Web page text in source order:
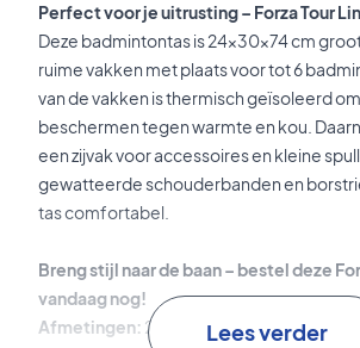
Perfect voor je uitrusting – Forza Tour
Deze badmintontas is 24x30x74 cm
ruime vakken met plaats voor tot 6
van de vakken is thermisch geïsoleerd
beschermen tegen warmte en kou.
een zijvak voor accessoires en kleine
gewatteerde schouderbanden en
tas comfortabel.
Breng stijl naar de baan – bestel deze
vandaag nog!
Afmetingen: 24x30x74 cm.Lees verder